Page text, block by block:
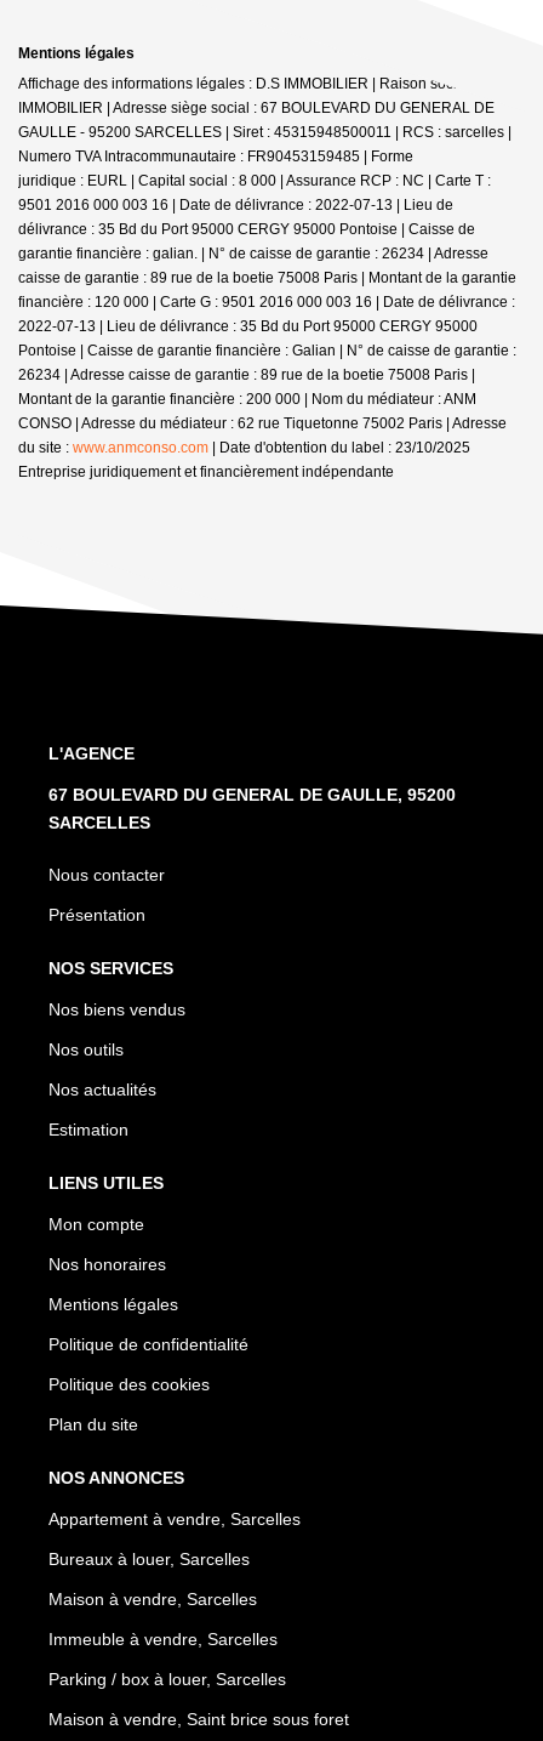
Mentions légales
Affichage des informations légales : D.S IMMOBILIER | Raison sociale : DS
IMMOBILIER | Adresse siège social : 67 BOULEVARD DU GENERAL DE
GAULLE - 95200 SARCELLES | Siret : 45315948500011 | RCS : sarcelles |
Numero TVA Intracommunautaire : FR90453159485 | Forme
juridique : EURL | Capital social : 8 000 | Assurance RCP : NC | Carte T :
9501 2016 000 003 16 | Date de délivrance : 2022-07-13 | Lieu de
délivrance : 35 Bd du Port 95000 CERGY 95000 Pontoise | Caisse de
garantie financière : galian. | N° de caisse de garantie : 26234 | Adresse
caisse de garantie : 89 rue de la boetie 75008 Paris | Montant de la garantie
financière : 120 000 | Carte G : 9501 2016 000 003 16 | Date de délivrance :
2022-07-13 | Lieu de délivrance : 35 Bd du Port 95000 CERGY 95000
Pontoise | Caisse de garantie financière : Galian | N° de caisse de garantie :
26234 | Adresse caisse de garantie : 89 rue de la boetie 75008 Paris |
Montant de la garantie financière : 200 000 | Nom du médiateur : ANM
CONSO | Adresse du médiateur : 62 rue Tiquetonne 75002 Paris | Adresse
du site : www.anmconso.com | Date d'obtention du label : 23/10/2025
Entreprise juridiquement et financièrement indépendante
L'AGENCE
67 BOULEVARD DU GENERAL DE GAULLE, 95200
SARCELLES
Nous contacter
Présentation
NOS SERVICES
Nos biens vendus
Nos outils
Nos actualités
Estimation
LIENS UTILES
Mon compte
Nos honoraires
Mentions légales
Politique de confidentialité
Politique des cookies
Plan du site
NOS ANNONCES
Appartement à vendre, Sarcelles
Bureaux à louer, Sarcelles
Maison à vendre, Sarcelles
Immeuble à vendre, Sarcelles
Parking / box à louer, Sarcelles
Maison à vendre, Saint brice sous foret